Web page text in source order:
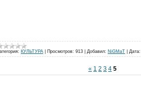
КУЛЬТУРА Просмотров: 913 Добавил: NiGMaT Дата:
« 1 2 3 4 5